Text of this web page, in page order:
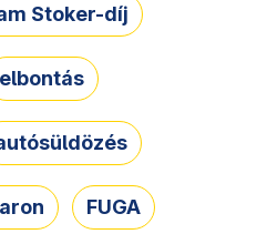
Stoker-díj
elbontás
FUGA